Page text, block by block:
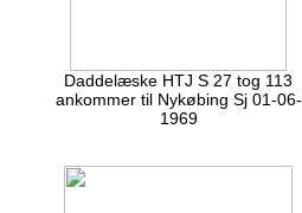
Daddelæske HTJ S 27 tog 113
ankommer til Nykøbing Sj 01-06-
1969